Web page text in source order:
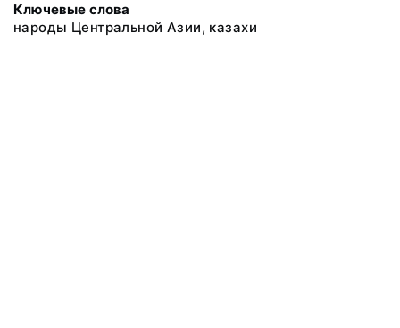
Ключевые слова
народы Центральной Азии, казахи